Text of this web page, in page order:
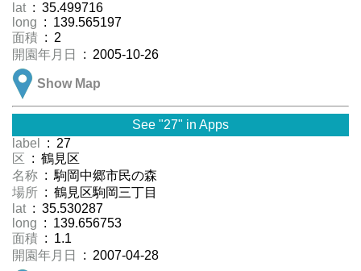
lat : 35.499716
long : 139.565197
面積 : 2
開園年月日
: 2005-10-26
Show Map
See "27" in Apps
label
: 27
区 : 鶴見区
名称 : 駒岡中郷市民の森
場所 : 鶴見区駒岡三丁目
lat : 35.530287
long : 139.656753
面積 : 1.1
開園年月日
: 2007-04-28